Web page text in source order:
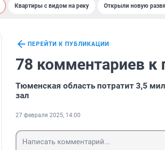
Квартиры с видом на реку Открыли новую
ПЕРЕЙТИ К ПУБЛИКАЦИИ
78 комментариев к
Тюменская область потратит 3,5
зал
27 февраля 2025, 14:00